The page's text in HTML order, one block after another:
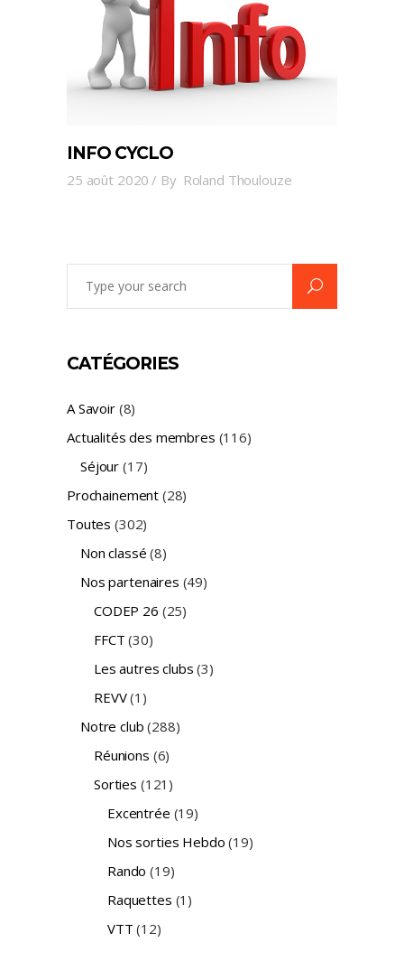
INFO CYCLO
25 août 2020 By Roland Thoulouze
CATÉGORIES
A Savoir(8)
Actualités des membres (116)
Séjour (17)
Prochainement (28)
Toutes (302)
Non classé (8)
Nos partenaires (49)
CODEP 26 (25)
FFCT (30)
Les autres clubs (3)
REVV(1)
Notre club (288)
Réunions (6)
Sorties (121)
Excentrée (19)
Nos sorties Hebdo (19)
Rando (19)
Raquettes (1)
VTT (12)